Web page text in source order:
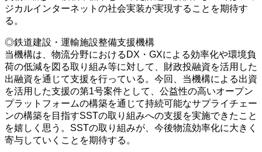
ジカルインターネットの社会実装が実現することを期待す
る。
◎鉄道建設・運輸施設整備支援機構
当機構は、物流分野におけるDX・GXによる効率化や環境負
荷の低減を図る取り組み等に対して、財政投融資を活用した
出融資を通じて支援を行っている。今回、当機構による出資
を活用した支援の第1号案件として、公益性の高いオープン
プラットフォームの構築を通じて持続可能なサプライチェー
ンの構築を目指すSSTの取り組みへの支援を実施できたこと
を嬉しく思う。SSTの取り組みが、今後物流効率化に大きく
寄与していくことを期待する。